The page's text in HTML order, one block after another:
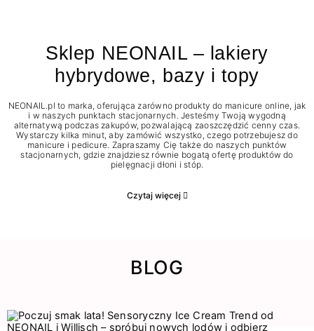
Sklep NEONAIL – lakiery
hybrydowe, bazy i topy
NEONAIL.pl to marka, oferująca zarówno produkty do manicure online, jak
i w naszych punktach stacjonarnych. Jesteśmy Twoją wygodną
alternatywą podczas zakupów, pozwalającą zaoszczędzić cenny czas.
Wystarczy kilka minut, aby zamówić wszystko, czego potrzebujesz do
manicure i pedicure. Zapraszamy Cię także do naszych punktów
stacjonarnych, gdzie znajdziesz równie bogatą ofertę produktów do
pielęgnacji dłoni i stóp.
Czytaj więcej
BLOG